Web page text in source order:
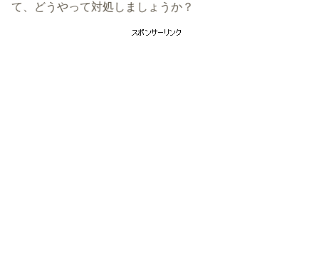
て、どうやって対処しましょうか？